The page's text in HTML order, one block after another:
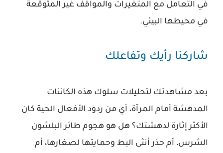
في التعامل مع المتغيرات والمواقف غير المتوقعة
في محيطها البيئي.
شاركنا رأيك وتفاعلك
بعد مشاهدتك لتحليلات سلوك هذه الكائنات
المدهشة أمام المرآة، أي من ردود الأفعال الحية كان
الأكثر إثارة لدهشتك؟ هل هو هجوم طائر البلشون
الشرس، أم حذر أنثى البط وحمايتها لصغارها، أم